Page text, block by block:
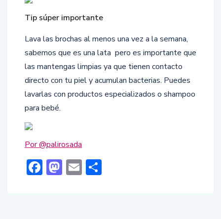
Tip súper importante
Lava las brochas al menos una vez a la semana,
sabemos que es una lata pero es importante que
las mantengas limpias ya que tienen contacto
directo con tu piel y acumulan bacterias. Puedes
lavarlas con productos especializados o shampoo
para bebé.
Por @palirosada
Facebook
Mastodon
Email